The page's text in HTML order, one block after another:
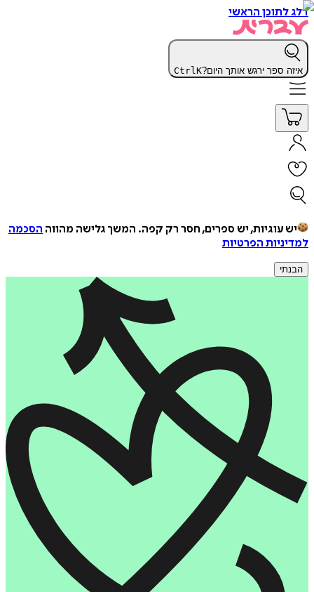
דלג לתוכן הראשי
איזה ספר ירגש אותך היום? CtrlK
יש עוגיות, יש ספרים, חסר רק קפה. המשך גלישה מהווה הסכמה
למדיניות הפרטיות
הבנתי